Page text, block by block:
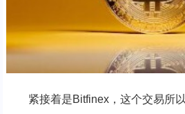
紧接着是Bitfinex，这个交易所